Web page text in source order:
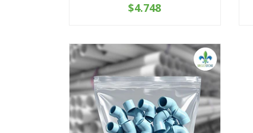
+
$4.748